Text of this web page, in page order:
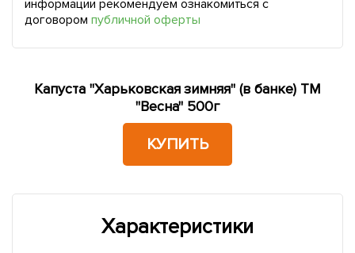
информации рекомендуем ознакомиться с
договором публичной оферты
Капуста "Харьковская зимняя" (в банке) ТМ
"Весна" 500г
КУПИТЬ
Характеристики